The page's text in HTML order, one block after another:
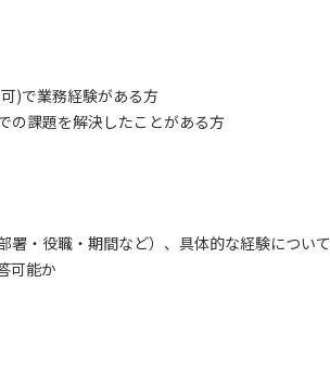
)で業務経験がある方
の課題を解決したことがある方
署・役職・期間など）、具体的な経験について
可能か